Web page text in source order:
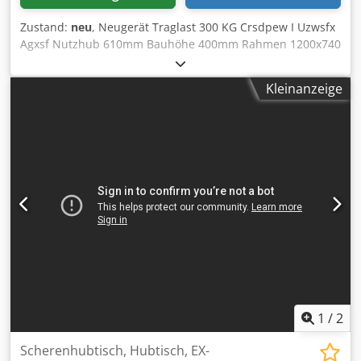
Zustand: neu, Neugerät Traglast 300 KG Crsdpew I Uzwsfx
Agxsf Nutzhub 610mm Bauhöhe 400mm Rahmen 1200x740
Gesamthöhe 1.010mm Gewicht 70 KG 4 stabile Polyamid-
Lenkrollen, 2 davon mit Feststellbremse Der Hubtisch kann
mit einer entsprechenden Platte selbst ausgestattetKleinanzeige
1 /2
Scherenhubtisch, Hubtisch, EX-